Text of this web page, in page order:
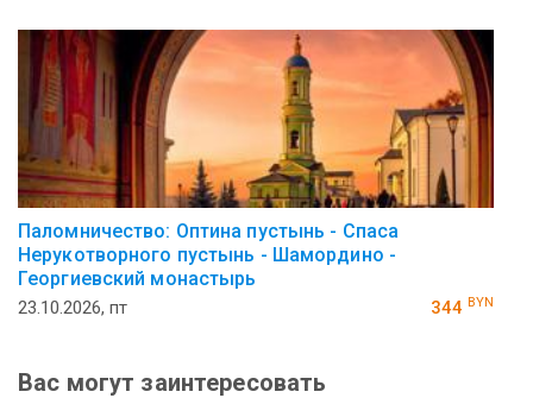
Паломничество: Оптина пустынь - Спаса
Нерукотворного пустынь - Шамордино -
Георгиевский монастырь
23.10.2026, пт 344 BYN
Вас могут заинтересовать